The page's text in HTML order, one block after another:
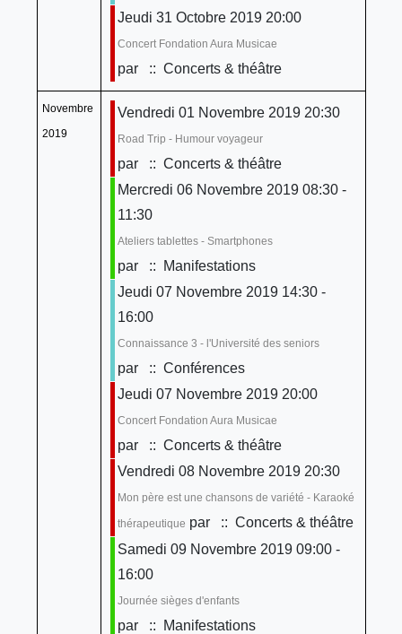
Jeudi 31 Octobre 2019 20:00
Concert Fondation Aura Musicae
par :: Concerts & théâtre
Novembre
2019
Vendredi 01 Novembre 2019 20:30
Road Trip - Humour voyageur
par
:: Concerts & théâtre
Mercredi 06 Novembre 2019 08:30 -
11:30
Ateliers tablettes - Smartphones
par
:: Manifestations
Jeudi 07 Novembre 2019 14:30 -
16:00
Connaissance 3 - l'Université des seniors
par
:: Conférences
Jeudi 07 Novembre 2019 20:00
Concert Fondation Aura Musicae
par
:: Concerts & théâtre
Vendredi 08 Novembre 2019 20:30
Mon père est une chansons de variété - Karaoké
thérapeutique par
:: Concerts & théâtre
Samedi 09 Novembre 2019 09:00 -
16:00
Journée sièges d'enfants
par
:: Manifestations